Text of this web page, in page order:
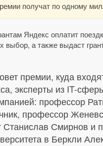
получат по одному
Яндекс оплатит
а также выдаст
премии, куда
эксперты из IT-
профессор
профессор
Станислав Смирнов и
в Беркли